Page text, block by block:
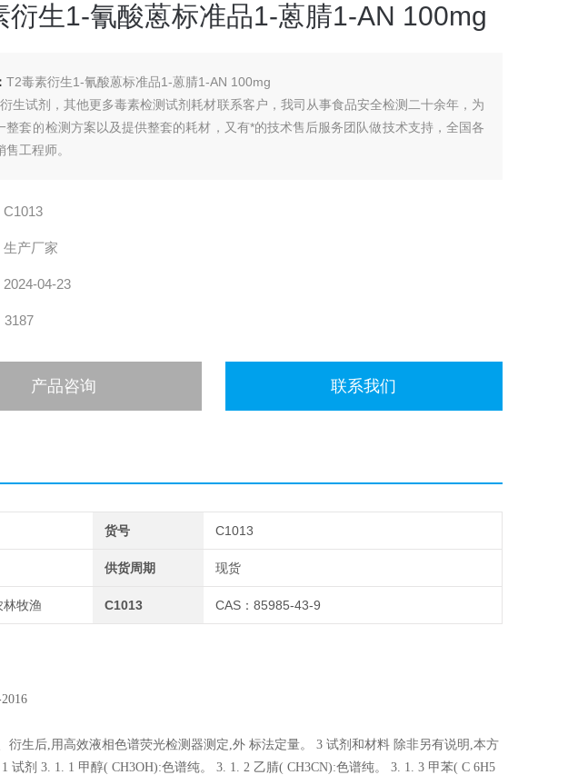
衍生1-氰酸蒽标准品1-蒽腈1-AN 100mg
T2毒素衍生1-氰酸蒽标准品1-蒽腈1-AN 100mg
生试剂，其他更多毒素检测试剂耗材联系客户，我司从事食品安全检测二十余年，为
整套的检测方案以及提供整套的耗材，又有*的技术售后服务团队做技术支持，全国各
工程师。
C1013
生产厂家
2024-04-23
3187
产品咨询 联系我们
货号 C1013
供货周期 现货
林牧渔 C1013 CAS：85985-43-9
生后,用高效液相色谱荧光检测器测定,外 标法定量。 3 试剂和材料 除非另有说明,本方
试剂 3. 1. 1 甲醇( CH3OH):色谱纯。 3. 1. 2 乙腈( CH3CN):色谱纯。 3. 1. 3 甲苯( C 6H5